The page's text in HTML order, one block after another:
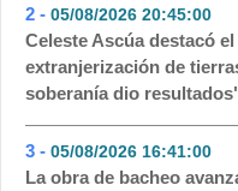
2 - 05/08/2026 20:45:00
Celeste Ascúa destacó
extranjerización de
soberanía dio
3 - 05/08/2026 16:41:00
La obra de bacheo